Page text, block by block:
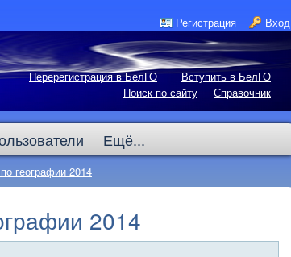
Регистрация Вход
Перерегистрация в БелГО
Вступить в БелГО
Поиск по сайту
Справочник
Ещё...
географии 2014
2014